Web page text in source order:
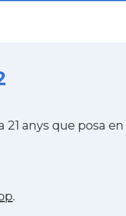
anys que posa
.